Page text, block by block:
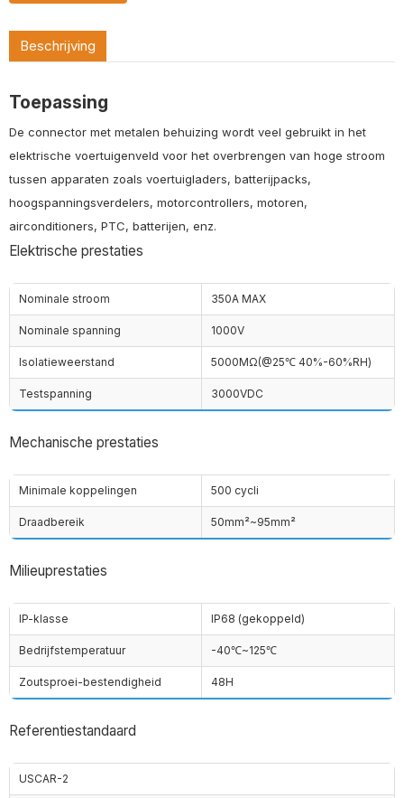
Beschrijving
Toepassing
De connector met metalen behuizing wordt veel gebruikt in het
elektrische voertuigenveld voor het overbrengen van hoge stroom
tussen apparaten zoals voertuigladers, batterijpacks,
hoogspanningsverdelers, motorcontrollers, motoren,
airconditioners, PTC, batterijen, enz.
Elektrische prestaties
Nominale stroom 350A MAX
Nominale spanning 1000V
Isolatieweerstand 5000MΩ(@25℃ 40%-60%RH)
Testspanning 3000VDC
Mechanische prestaties
Minimale koppelingen 500 cycli
Draadbereik 50mm²~95mm²
Milieuprestaties
IP-klasse IP68 (gekoppeld)
Bedrijfstemperatuur -40℃~125℃
Zoutsproei-bestendigheid 48H
Referentiestandaard
USCAR-2